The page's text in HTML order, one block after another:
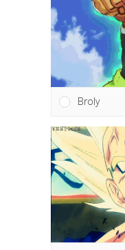
Broly